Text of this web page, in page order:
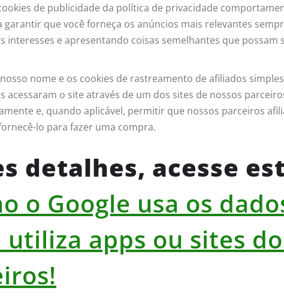
de publicidade da política de privacidade
que você forneça os anúncios mais relevantes
interesses e apresentando coisas semelhantes que possam
nome e os cookies de rastreamento de afiliados
acessaram o site através de um dos sites de nossos
e, quando aplicável, permitir que nossos parceiros
lo para fazer uma compra.
detalhes, acesse
o Google usa os
apps ou sites